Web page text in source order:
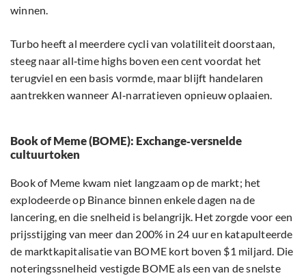
winnen.
Turbo heeft al meerdere cycli van volatiliteit doorstaan,
steeg naar all‑time highs boven een cent voordat het
terugviel en een basis vormde, maar blijft handelaren
aantrekken wanneer AI‑narratieven opnieuw oplaaien.
Book of Meme (BOME): Exchange‑versnelde
cultuurtoken
Book of Meme kwam niet langzaam op de markt; het
explodeerde op Binance binnen enkele dagen na de
lancering, en die snelheid is belangrijk. Het zorgde voor een
prijsstijging van meer dan 200% in 24 uur en katapulteerde
de marktkapitalisatie van BOME kort boven $1 miljard. Die
noteringssnelheid vestigde BOME als een van de snelste